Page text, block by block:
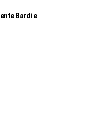
Bardi e